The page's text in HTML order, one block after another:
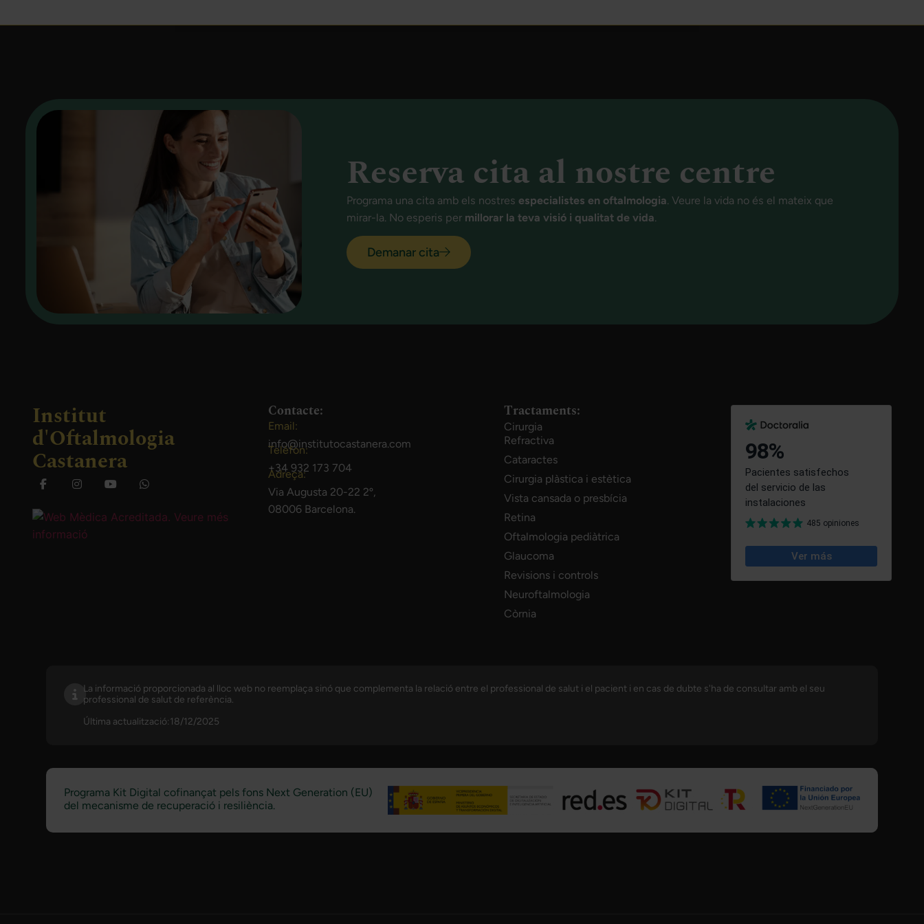
Reserva cita al nostre centre
Programa una cita amb els nostres especialistes en oftalmologia . Veure la vida no és el mateix que
mirar-la. No esperis per millorar la teva visió i qualitat de vida
Demanar cita
Institut
d'Oftalmologia
Castanera
Contacte:
Email:
info@institutocastanera.com
Telèfon:
+34 932 173 704
Adreça:
Via Augusta 20-22 2º,
08006 Barcelona.
Tractaments:
Cirurgia
Refractiva
Cataractes
Cirurgia plàstica i estètica
Vista cansada o presbícia
Retina
Oftalmologia pediàtrica
Glaucoma
Revisions i controls
Neuroftalmologia
Còrnia
La informació proporcionada al lloc web no reemplaça sinó que complementa la relació entre el professional de salut i el pacient i en cas de dubte s'ha de consultar amb el seu
professional de salut de referència.
Última actualització:18/12/2025
Programa Kit Digital cofinançat pels fons Next Generation (EU)
del mecanisme de recuperació i resiliència.